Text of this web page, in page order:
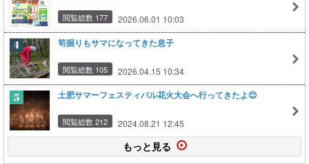
閲覧総数 177 2026.06.01 10:03
筍掘りもサマになってきた息子
閲覧総数 105 2026.04.15 10:34
土肥サマーフェスティバル花火大会へ行ってきたよ😊
閲覧総数 212 2024.08.21 12:45
もっと見る